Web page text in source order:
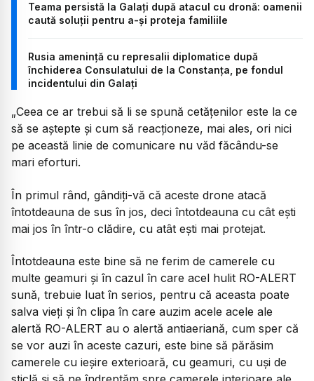
Teama persistă la Galați după atacul cu dronă: oamenii
caută soluții pentru a-și proteja familiile
Rusia amenință cu represalii diplomatice după
închiderea Consulatului de la Constanța, pe fondul
incidentului din Galați
„Ceea ce ar trebui să li se spună cetățenilor este la ce
să se aștepte și cum să reacționeze, mai ales, ori nici
pe această linie de comunicare nu văd făcându-se
mari eforturi.
În primul rând, gândiți-vă că aceste drone atacă
întotdeauna de sus în jos, deci întotdeauna cu cât ești
mai jos în într-o clădire, cu atât ești mai protejat.
Întotdeauna este bine să ne ferim de camerele cu
multe geamuri și în cazul în care acel hulit RO-ALERT
sună, trebuie luat în serios, pentru că aceasta poate
salva vieți și în clipa în care auzim acele acele ale
alertă RO-ALERT au o alertă antiaeriană, cum sper că
se vor auzi în aceste cazuri, este bine să părăsim
camerele cu ieșire exterioară, cu geamuri, cu uși de